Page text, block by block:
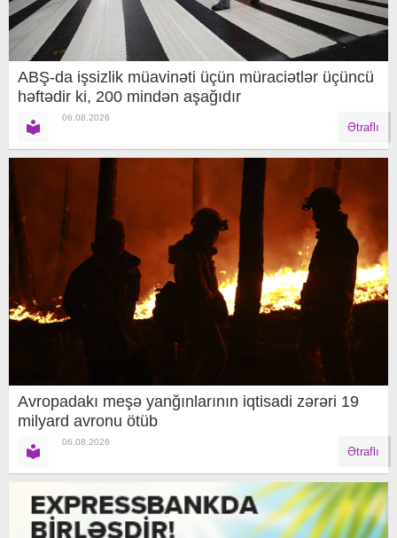
ABŞ-da işsizlik müavinəti üçün müraciətlər üçüncü
həftədir ki, 200 mindən aşağıdır
06.08.2026
Ətraflı
Avropadakı meşə yanğınlarının iqtisadi zərəri 19
milyard avronu ötüb
06.08.2026
Ətraflı